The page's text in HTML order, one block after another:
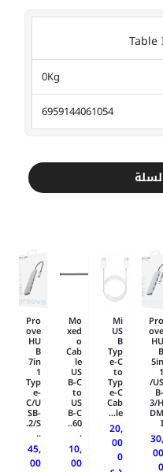
0Kg
6959144061054
Pro
ove
HU
B
5in
1
/US
B-
3/H
DM
I
30,
00
0
Mi
US
B
Typ
e-C
to
Typ
e-C
Cab
le...
20,
00
0
Mo
xed
o
Cab
le
US
B-C
to
US
B-C
60..
.
10,
00
Pro
ove
HU
B
7in
1
Typ
e-
C/U
SB-
2/S.
..
45,
00